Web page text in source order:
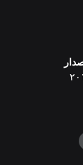
At start